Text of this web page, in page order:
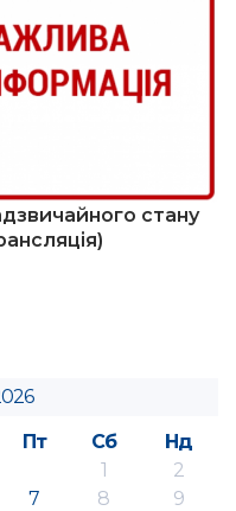
стану
Пт Сб
Нд
1
2
7 8
9